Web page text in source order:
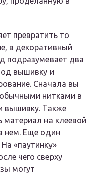
превратить то
в декоративный
подразумевает два
вышивку и
Сначала вы
нитками в
вышивку. Также
материал на клеевой
нем. Еще один
«паутинку»
чего сверху
могут